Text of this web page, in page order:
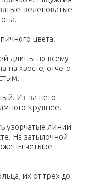
зеленоватые
цвета.
длины по всему
на хвосте, отчего
Из-за него
крупнее.
узорчатые линии
На затылочной
четыре
их от трех до